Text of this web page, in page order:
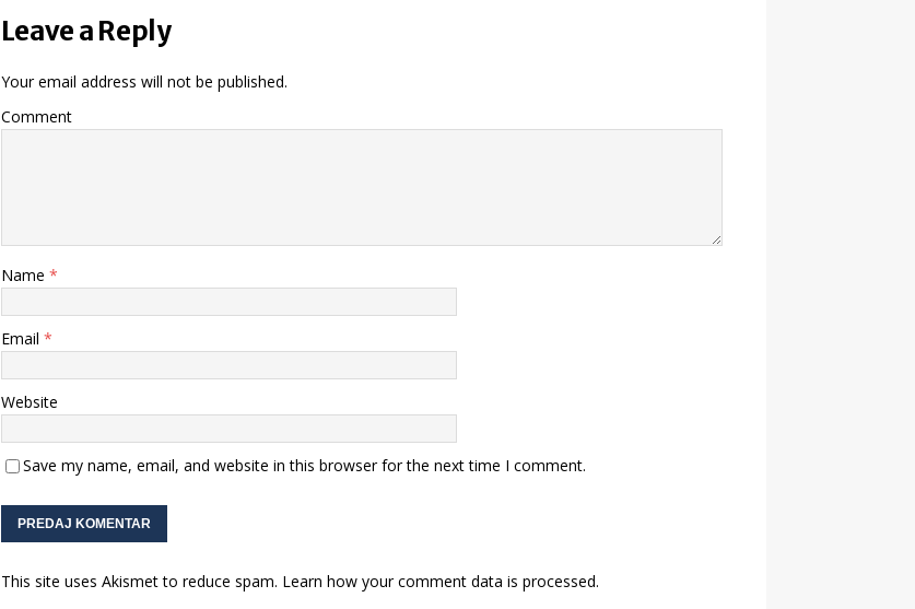
Leave a Reply
Your email address will not be published.
Comment
Name *
Email *
Website
Save my name, email, and website in this browser for the next time I comment.
This site uses Akismet to reduce spam. Learn how your comment data is processed.